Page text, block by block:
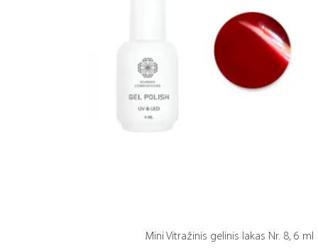
Mini Vitražinis gelinis lakas Nr. 8, 6 ml